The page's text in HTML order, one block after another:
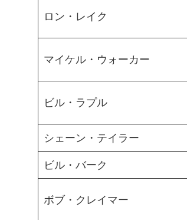
ロン・レイク
マイケル・ウォーカー
ビル・ラプル
シェーン・テイラー
ビル・バーク
ボブ・クレイマー